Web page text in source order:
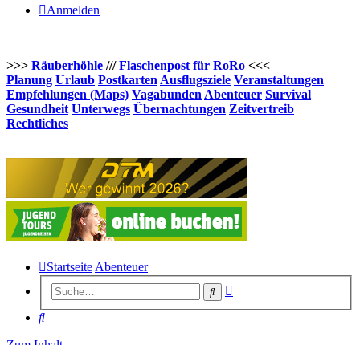
Anmelden
>>> Räuberhöhle ///Flaschenpost für RoRo <<<
Planung Urlaub Postkarten Ausflugsziele Veranstaltungen
Empfehlungen (Maps) Vagabunden Abenteuer Survival
Gesundheit Unterwegs Übernachtungen Zeitvertreib
Rechtliches
Startseite Abenteuer
Suche
Suche